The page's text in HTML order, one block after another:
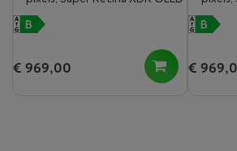
€ 969,00 €